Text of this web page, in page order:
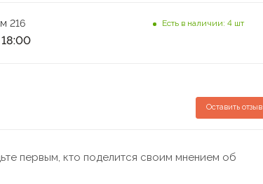
216 Есть в наличии: 4 шт
Оставить отзыв
первым, кто поделится своим мнением об